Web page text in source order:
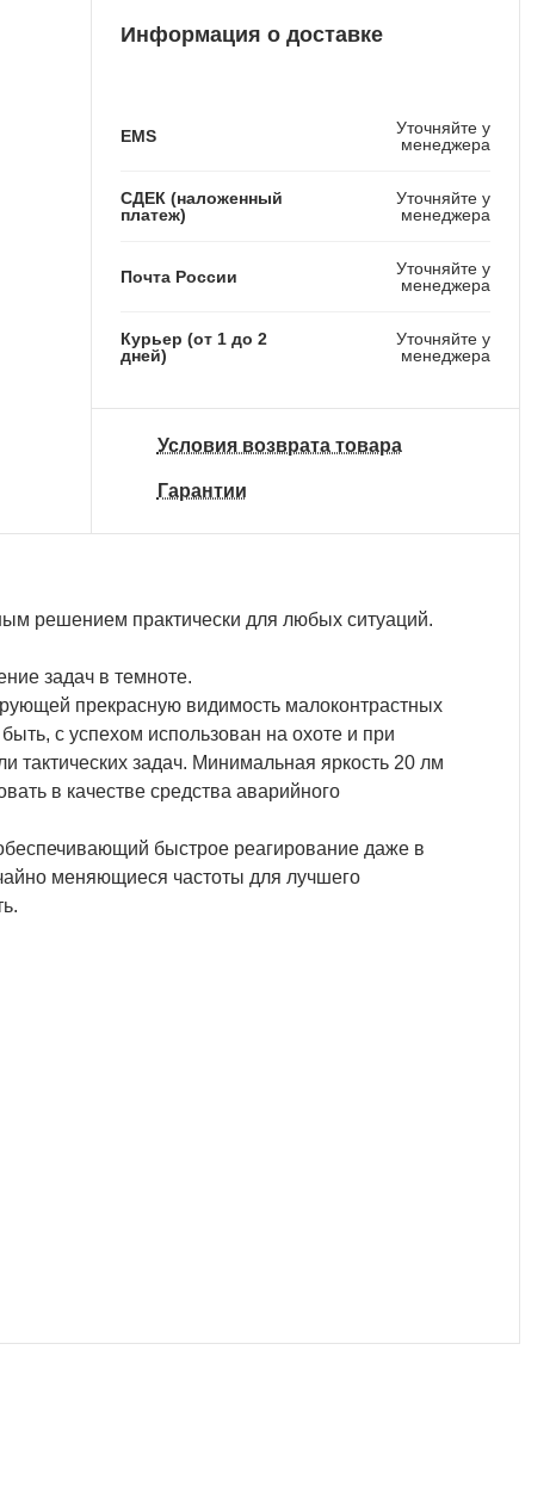
Информация о доставке
EMS
Уточняйте у
менеджера
СДЕК (наложенный
платеж)
Уточняйте у
менеджера
Почта России
Уточняйте у
менеджера
Курьер (от 1 до 2
дней)
Уточняйте у
менеджера
Условия возврата товара
Гарантии
решением практически для любых ситуаций.
задач в темноте.
прекрасную видимость малоконтрастных
с успехом использован на охоте и при
тактических задач. Минимальная яркость 20 лм
в качестве средства аварийного
быстрое реагирование даже в
меняющиеся частоты для лучшего